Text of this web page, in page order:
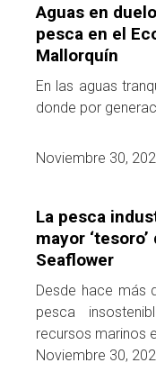
Aguas en
pesca en el
Mallorquín
En las aguas
donde por
Noviembre 30,
La pesca
mayor
Seaflower
Desde hace más
pesca
recursos marinos
Noviembre 30,